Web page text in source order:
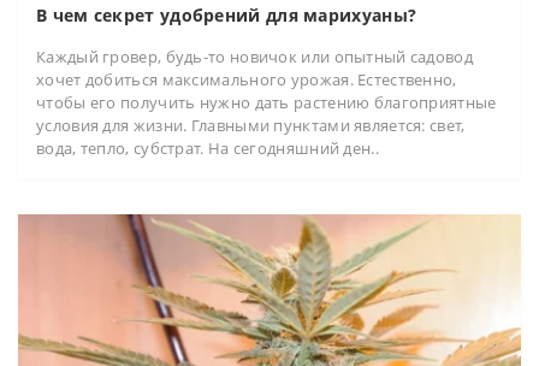
В чем секрет удобрений для марихуаны?
Каждый гровер, будь-то новичок или опытный садовод
хочет добиться максимального урожая. Естественно,
чтобы его получить нужно дать растению благоприятные
условия для жизни. Главными пунктами является: свет,
вода, тепло, субстрат. На сегодняшний ден..